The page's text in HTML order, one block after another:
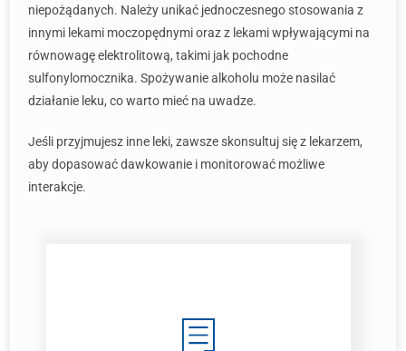
niepożądanych. Należy unikać jednoczesnego stosowania z
innymi lekami moczopędnymi oraz z lekami wpływającymi na
równowagę elektrolitową, takimi jak pochodne
sulfonylomocznika. Spożywanie alkoholu może nasilać
działanie leku, co warto mieć na uwadze.
Jeśli przyjmujesz inne leki, zawsze skonsultuj się z lekarzem,
aby dopasować dawkowanie i monitorować możliwe
interakcje.